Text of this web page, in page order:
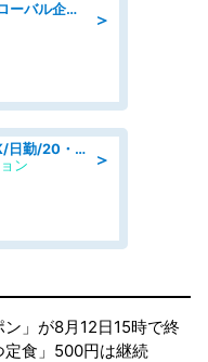
＞
09月開始/「土日祝休み」グローバル企業での産業保健のお仕事/保健師/高時給/残業なし/服装自由
＞
検品・検査/高収入/日払いOK/日勤/20・30・40代活躍中/製造 工場
ン
」が8月12日15時で終
定食」500円は継続